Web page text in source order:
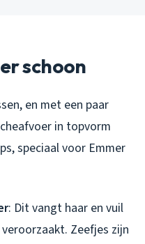
schoon
en met een paar
in topvorm
speciaal voor Emmer
: Dit vangt haar en vuil
Zeefjes zijn